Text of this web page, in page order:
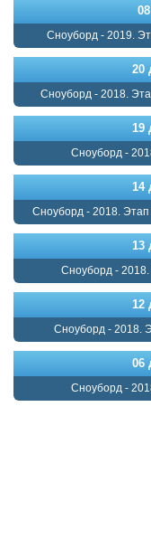
Сноуборд - 2019.
20
Сноуборд - 2018.
19
Сноуборд -
14
Сноуборд - 2018. Этап
13
Сноуборд -
12
Сноуборд - 2018.
06
Сноуборд -